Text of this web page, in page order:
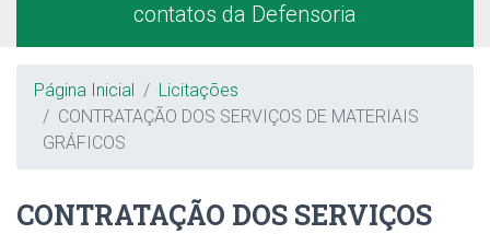
contatos da Defensoria
Breadcrumb
Página Inicial
Licitações
CONTRATAÇÃO DOS SERVIÇOS DE MATERIAIS
GRÁFICOS
CONTRATAÇÃO DOS SERVIÇOS